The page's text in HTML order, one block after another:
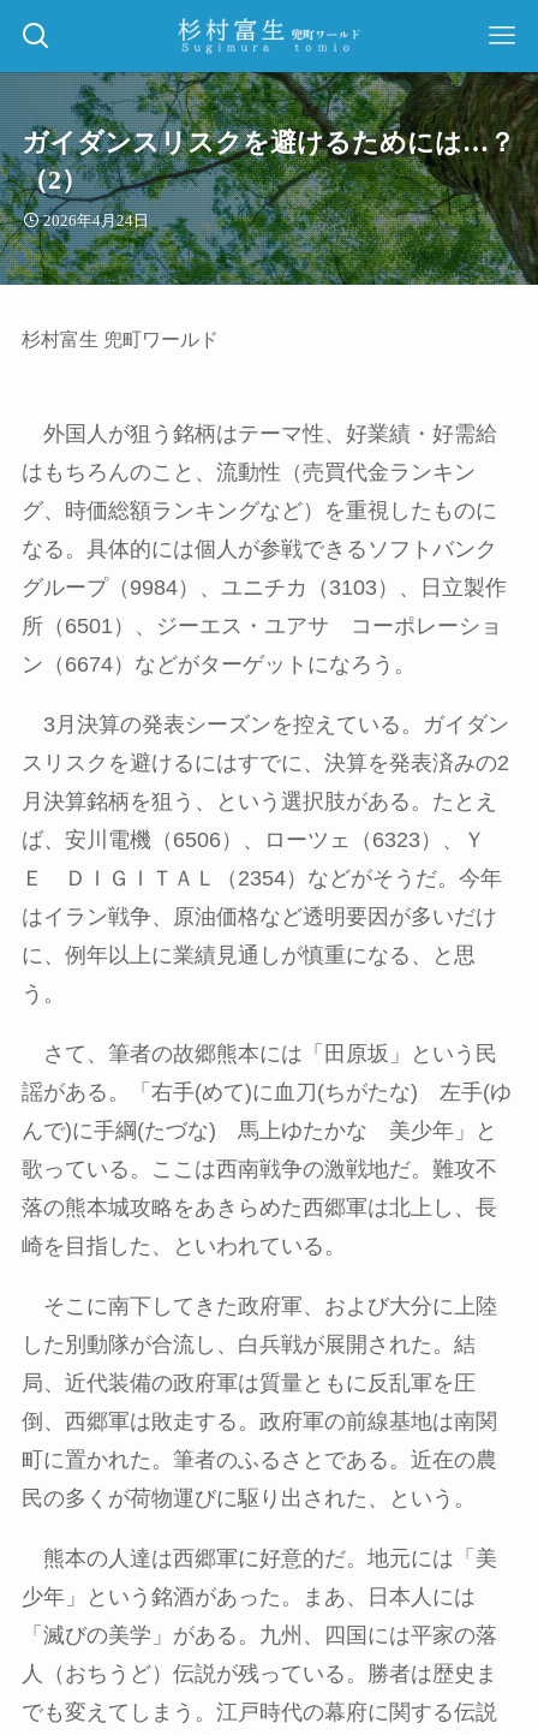
ガイダンスリスクを避けるためには…？
（2）
2026年4月24日
杉村富生 兜町ワールド
外国人が狙う銘柄はテーマ性、好業績・好需給
はもちろんのこと、流動性（売買代金ランキン
グ、時価総額ランキングなど）を重視したものに
なる。具体的には個人が参戦できるソフトバンク
グループ（ 9984）、ユニチカ（ 3103）、日立製作
所（ 6501 ）、ジーエス・ユアサ コーポレーショ
ン（ 6674）などがターゲットになろう。
3月決算の発表シーズンを控えている。ガイダン
スリスクを避けるにはすでに、決算を発表済みの2
月決算銘柄を狙う、という選択肢がある。たとえ
ば、安川電機（ 6506）、ローツェ（ 6323）、Ｙ
Ｅ ＤＩＧＩＴＡＬ（ 2354）などがそうだ。今年
はイラン戦争、原油価格など透明要因が多いだけ
に、例年以上に業績見通しが慎重になる、と思
う。
さて、筆者の故郷熊本には「田原坂」という民
謡がある。「右手(めて)に血刀(ちがたな) 左手(ゆ
んで)に手綱(たづな) 馬上ゆたかな 美少年」と
歌っている。ここは西南戦争の激戦地だ。難攻不
落の熊本城攻略をあきらめた西郷軍は北上し、長
崎を目指した、といわれている。
そこに南下してきた政府軍、および大分に上陸
した別動隊が合流し、白兵戦が展開された。結
局、近代装備の政府軍は質量ともに反乱軍を圧
倒、西郷軍は敗走する。政府軍の前線基地は南関
町に置かれた。筆者のふるさとである。近在の農
民の多くが荷物運びに駆り出された、という。
熊本の人達は西郷軍に好意的だ。地元には「美
少年」という銘酒があった。まあ、日本人には
「滅びの美学」がある。九州、四国には平家の落
人（おちうど）伝説が残っている。勝者は歴史ま
でも変えてしまう。江戸時代の幕府に関する伝説